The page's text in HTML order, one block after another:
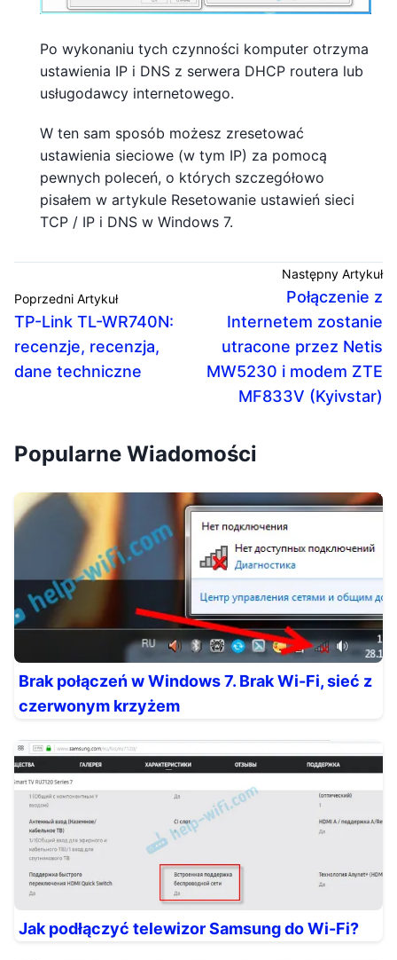
Po wykonaniu tych czynności komputer otrzyma
ustawienia IP i DNS z serwera DHCP routera lub
usługodawcy internetowego.
W ten sam sposób możesz zresetować
ustawienia sieciowe (w tym IP) za pomocą
pewnych poleceń, o których szczegółowo
pisałem w artykule Resetowanie ustawień sieci
TCP / IP i DNS w Windows 7.
Poprzedni Artykuł
TP-Link TL-WR740N:
recenzje, recenzja,
dane techniczne
Następny Artykuł
Połączenie z
Internetem zostanie
utracone przez Netis
MW5230 i modem ZTE
MF833V (Kyivstar)
Popularne Wiadomości
Brak połączeń w Windows 7. Brak Wi-Fi, sieć z
czerwonym krzyżem
Jak podłączyć telewizor Samsung do Wi-Fi?